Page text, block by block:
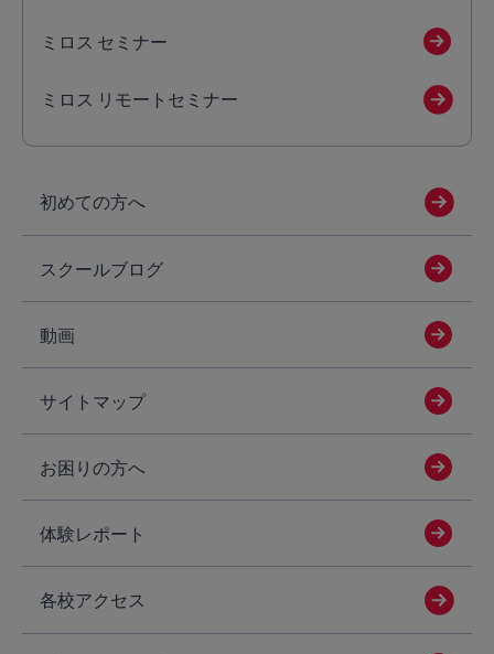
ミロス セミナー
ミロス リモートセミナー
初めての方へ
スクールブログ
動画
サイトマップ
お困りの方へ
体験レポート
各校アクセス